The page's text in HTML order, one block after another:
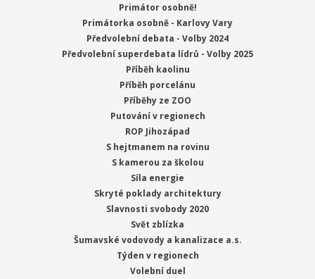
Primátor osobně!
Primátorka osobně - Karlovy Vary
Předvolební debata - Volby 2024
Předvolební superdebata lídrů - Volby 2025
Příběh kaolinu
Příběh porcelánu
Příběhy ze ZOO
Putování v regionech
ROP Jihozápad
S hejtmanem na rovinu
S kamerou za školou
Síla energie
Skryté poklady architektury
Slavnosti svobody 2020
Svět zblízka
Šumavské vodovody a kanalizace a.s.
Týden v regionech
Volební duel